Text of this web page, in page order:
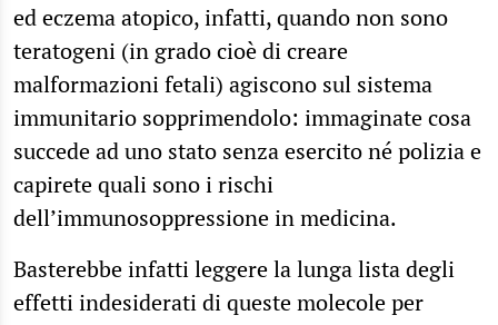
ed eczema atopico, infatti, quando non sono
teratogeni (in grado cioè di creare
malformazioni fetali) agiscono sul sistema
immunitario sopprimendolo: immaginate cosa
succede ad uno stato senza esercito né polizia e
capirete quali sono i rischi
dell’immunosoppressione in medicina.
Basterebbe infatti leggere la lunga lista degli
effetti indesiderati di queste molecole per